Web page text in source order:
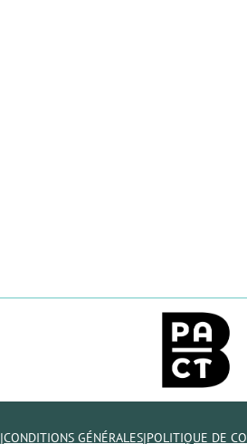
|CONDITIONS GÉNÉRALES|POLITIQUE DE